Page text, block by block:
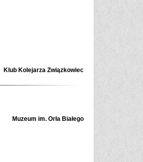
Klub Kolejarza Związkowiec
Muzeum im. Orła Białego